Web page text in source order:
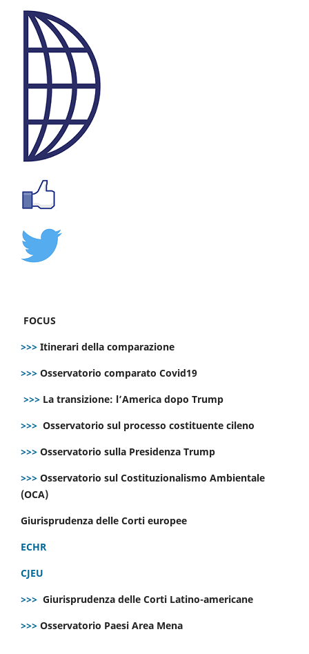
FOCUS
>>> Itinerari della comparazione
>>> Osservatorio comparato Covid19
>>> La transizione: l’America dopo Trump
>>> Osservatorio sul processo costituente cileno
>>> Osservatorio sulla Presidenza Trump
>>> Osservatorio sul Costituzionalismo Ambientale
(OCA)
Giurisprudenza delle Corti europee
ECHR
CJEU
>>> Giurisprudenza delle Corti Latino-americane
>>> Osservatorio Paesi Area Mena